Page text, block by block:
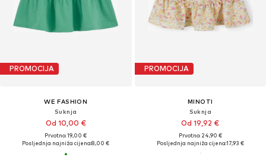
PROMOCIJA
WE FASHION
Suknja
Od 10,00 €
Prvotno: 19,00 €
Posljednja najniža cijena:8,00 €
PROMOCIJA
MINOTI
Suknja
Od 19,92 €
Prvotno: 24,90 €
Posljednja najniža cijena:17,93 €